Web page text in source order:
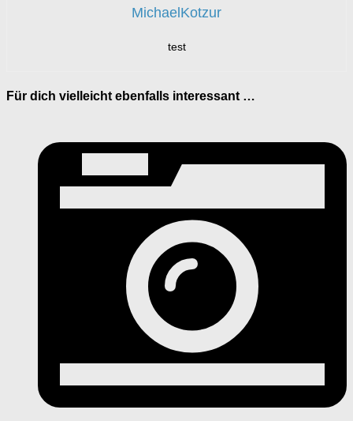
MichaelKotzur
test
Für dich vielleicht ebenfalls interessant …